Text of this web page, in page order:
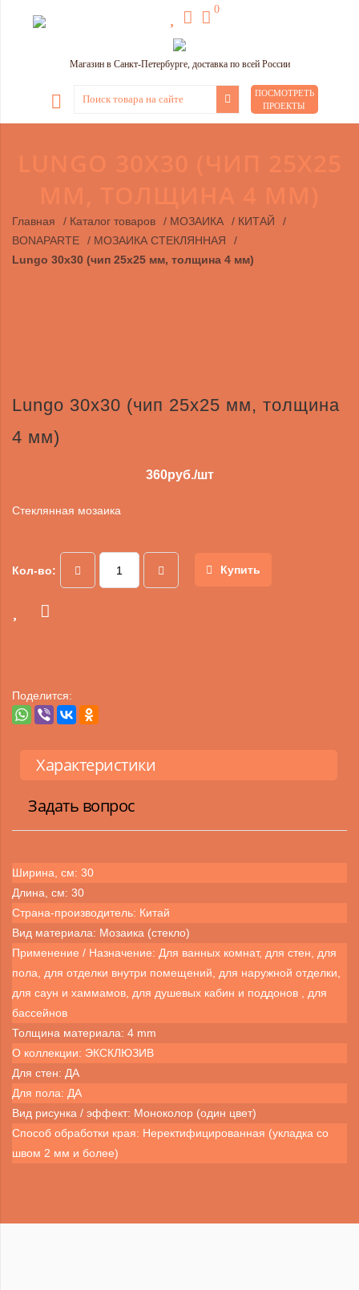
0
Магазин в Санкт-Петербурге, доставка по всей России
ПОСМОТРЕТЬ
ПРОЕКТЫ
Главная / Каталог товаров / МОЗАИКА / КИТАЙ
/
BONAPARTE
/ МОЗАИКА СТЕКЛЯННАЯ
/
Lungo 30х30 (чип 25х25 мм, толщина 4 мм)
Lungo 30х30 (чип 25х25 мм, толщина
4 мм)
360руб./шт
Стеклянная мозаика
Кол-во: Купить
Поделится:
Характеристики
Задать вопрос
Ширина, см: 30
Длина, см: 30
Страна-производитель: Китай
Вид материала: Мозаика (стекло)
Применение / Назначение: Для ванных комнат, для стен, для
пола, для отделки внутри помещений, для наружной отделки,
для саун и хаммамов, для душевых кабин и поддонов , для
бассейнов
Толщина материала: 4 mm
О коллекции: ЭКСКЛЮЗИВ
Для стен: ДА
Для пола: ДА
Вид рисунка / эффект: Моноколор (один цвет)
Способ обработки края: Неректифицированная (укладка со
швом 2 мм и более)